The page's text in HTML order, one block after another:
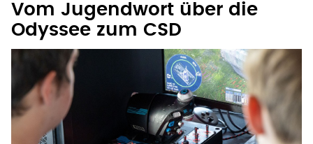
Vom Jugendwort über die
Odyssee zum CSD